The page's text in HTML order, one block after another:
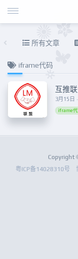
所有文章
iframe代码
3月15日
互推
iframe
Copyright
粤ICP备14028310号